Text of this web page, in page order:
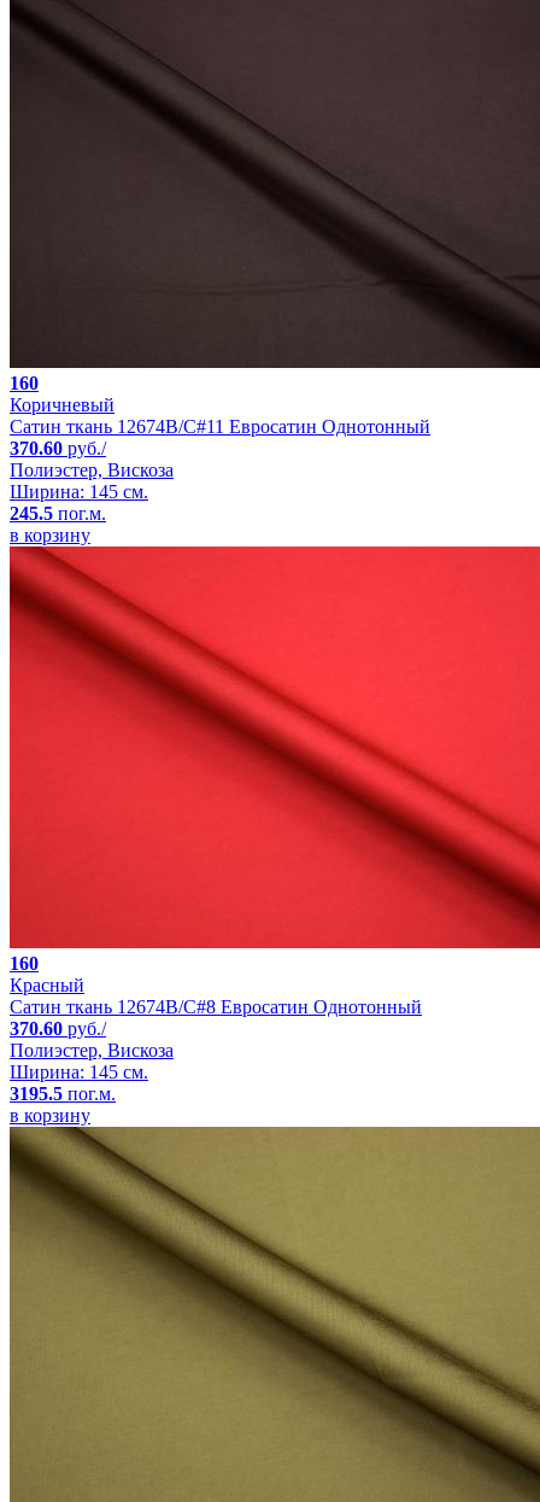
160
Коричневый
Сатин ткань 12674B/C#11 Евросатин Однотонный
370.60 руб./
Полиэстер, Вискоза
Ширина: 145 см.
245.5 пог.м.
в корзину
160
Красный
Сатин ткань 12674B/C#8 Евросатин Однотонный
370.60 руб./
Полиэстер, Вискоза
Ширина: 145 см.
3195.5 пог.м.
в корзину